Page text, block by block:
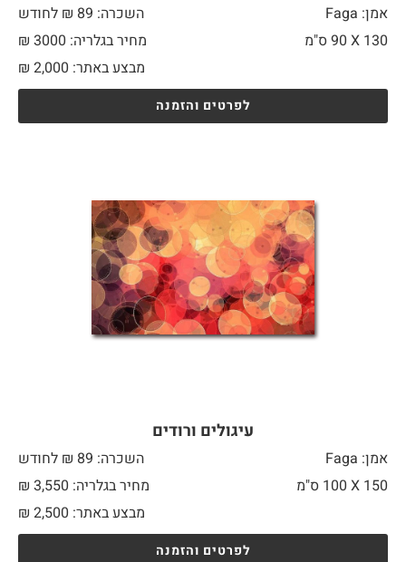
אמן: Faga
השכרה: 89 ₪ לחודש
130 X
מחיר בגלריה: 3000 ₪
מבצע באתר:
₪ 2,000
לפרטים והזמנה
עיגולים ורודים
אמן: Faga
השכרה: 89 ₪ לחודש
150 X
מחיר בגלריה: 3,550 ₪
מבצע באתר:
₪ 2,500
לפרטים והזמנה